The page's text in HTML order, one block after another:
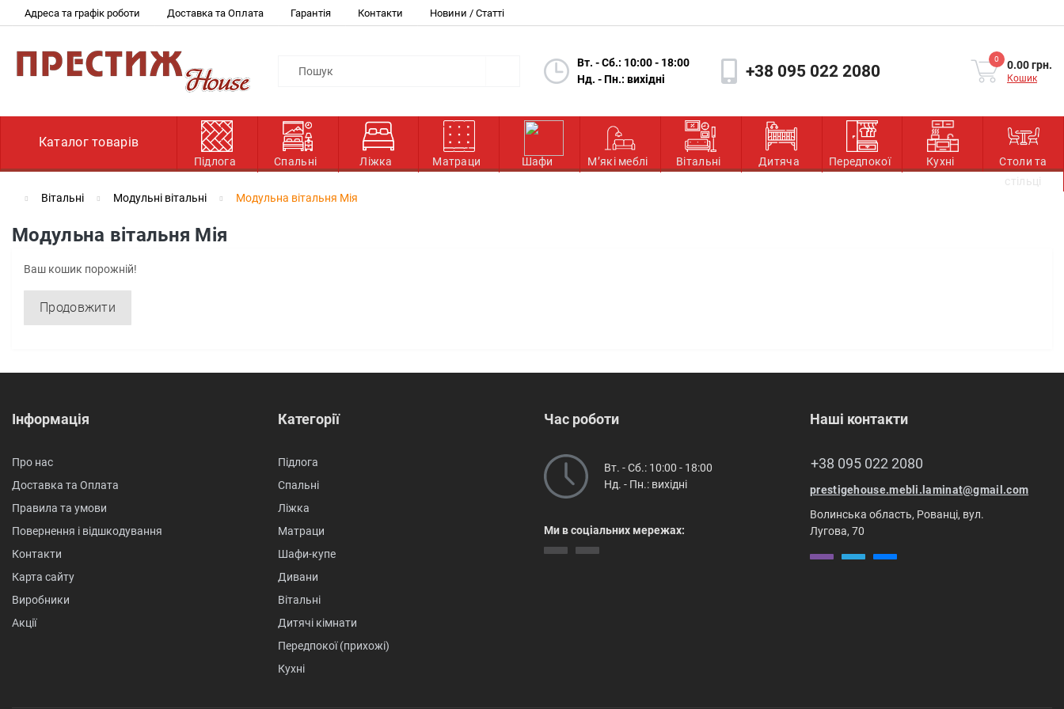
Адреса та графік роботи Доставка та Оплата Гарантія Контакти Новини / Статті
Вт. - Сб.: 10:00 - 18:00
Нд. - Пн.: вихідні
+38 095 022 2080
0 0.00 грн.
Кошик
Каталог товарів
Підлога Спальні Ліжка Матраци Шафи М’які меблі Вітальні Дитяча Передпокої Кухні
Столи та
стільці
Вітальні
Модульні вітальні Модульна вітальня Мія
Модульна вітальня Мія
Ваш кошик порожній!
Продовжити
Інформація
Про нас
Доставка та Оплата
Правила та умови
Повернення і відшкодування
Контакти
Карта сайту
Виробники
Акції
Категорії
Підлога
Спальні
Ліжка
Матраци
Шафи-купе
Дивани
Вітальні
Дитячі кімнати
Передпокої (прихожі)
Кухні
Час роботи
Вт. - Сб.: 10:00 - 18:00
Нд. - Пн.: вихідні
Ми в соціальних мережах:
Наші контакти
+38 095 022 2080
prestigehouse.mebli.laminat@gmail.com
Волинська область, Рованці, вул.
Лугова, 70